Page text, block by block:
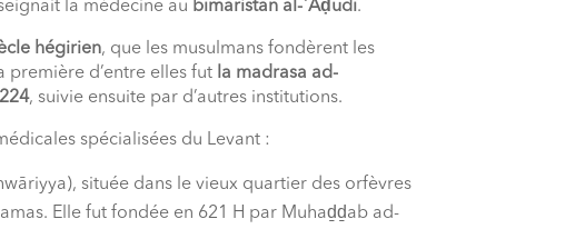
la médecine au bīmāristān al-ʿAḍudī.
hégirien, que les musulmans fondèrent les
première d’entre elles fut la madrasa ad-
, suivie ensuite par d’autres institutions.
spécialisées du Levant :
située dans le vieux quartier des orfèvres
Elle fut fondée en 621 H par Muhaḏḏab ad-